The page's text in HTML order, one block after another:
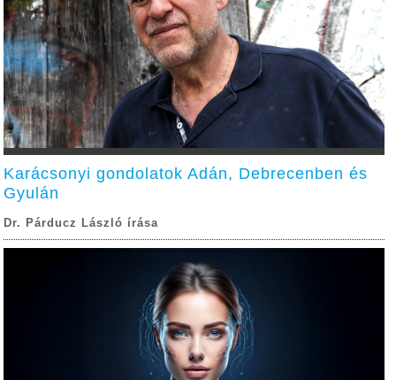
Karácsonyi gondolatok Adán, Debrecenben és
Gyulán
Dr. Párducz László írása